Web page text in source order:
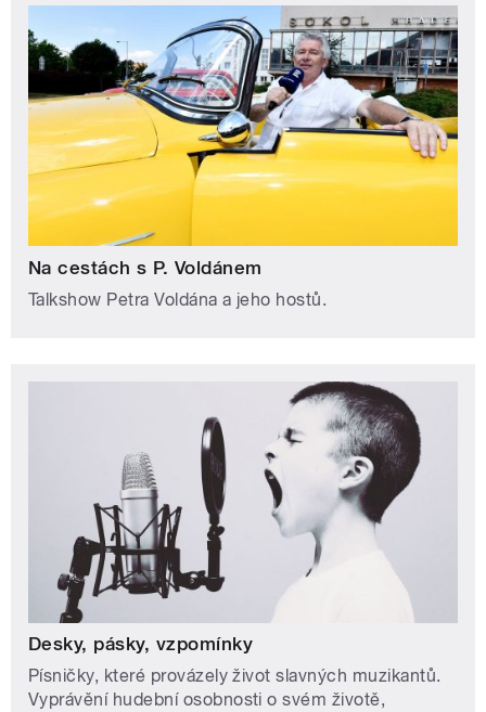
Na cestách s P. Voldánem
Talkshow Petra Voldána a jeho hostů.
Desky, pásky, vzpomínky
Písničky, které provázely život slavných muzikantů.
Vyprávění hudební osobnosti o svém životě,